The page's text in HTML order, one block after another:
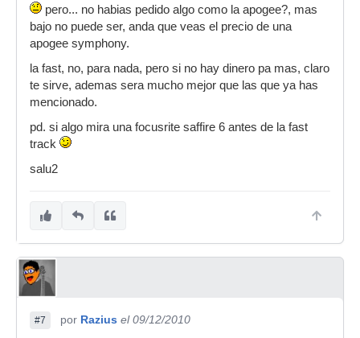
pero... no habias pedido algo como la apogee?, mas
bajo no puede ser, anda que veas el precio de una
apogee symphony.
la fast, no, para nada, pero si no hay dinero pa mas, claro
te sirve, ademas sera mucho mejor que las que ya has
mencionado.
pd. si algo mira una focusrite saffire 6 antes de la fast
track
salu2
#7 por Razius el 09/12/2010